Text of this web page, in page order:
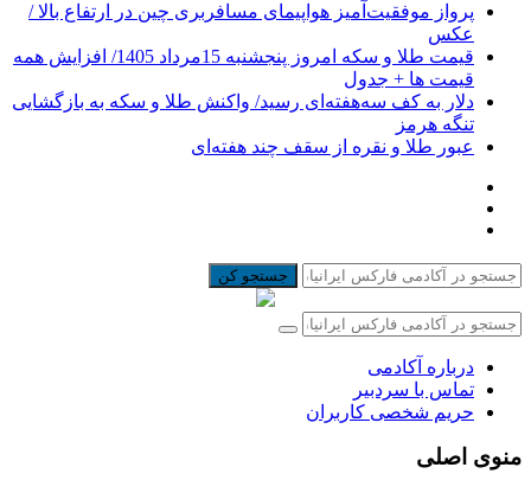
پرواز موفقیت‌آمیز هواپیمای مسافربری چین در ارتفاع بالا /
عکس
قیمت طلا و سکه امروز پنجشنبه 15مرداد 1405/ افزایش همه
قیمت ها + جدول
دلار به کف سه‌هفته‌ای رسید/ واکنش طلا و سکه به بازگشایی
تنگه هرمز
عبور طلا و نقره از سقف چند هفته‌ای
جستجو کن
درباره آکادمی
تماس با سردبیر
حریم شخصی کاربران
منوی اصلی